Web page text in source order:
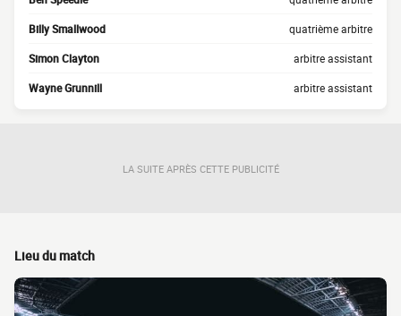
Billy Smallwood quatrième arbitre
Simon Clayton arbitre assistant
Wayne Grunnill arbitre assistant
LA SUITE APRÈS CETTE PUBLICITÉ
Lieu du match